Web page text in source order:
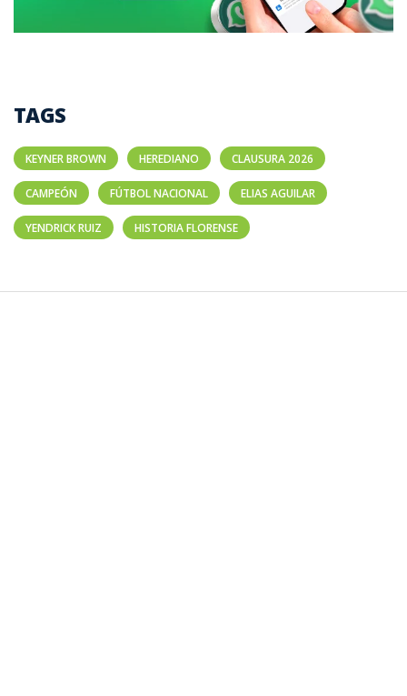
TAGS
KEYNER BROWN HEREDIANO CLAUSURA 2026
CAMPEÓN FÚTBOL NACIONAL ELIAS AGUILAR
YENDRICK RUIZ HISTORIA FLORENSE